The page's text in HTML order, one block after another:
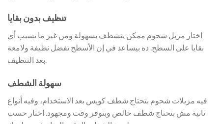
تنظيف بدون بقايا
اختار مزيل شحوم ممكن يتشطف بسهولة ومن غير ما يسيب أي
بقايا على السطح. ده بيساعد في إن الأسطح تفضل نظيفة ولامعة
بعد التنظيف.
سهولة الشطف
فيه مزيلات شحوم بتحتاج شطف كويس بعد الاستخدام، وفيه أنواع
تانية مش بتحتاج شطف خالص وبتوفر وقت ومجهود. اختار حسب